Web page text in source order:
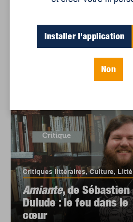
de Fanie Demeule : une
Critiques littéraires,Culture,
Amiante, de Sébastien
Dulude : le feu dans le
cœur
Installer l'application
Non